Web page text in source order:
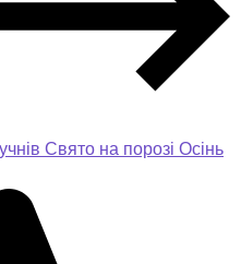
Свято на порозі Осінь